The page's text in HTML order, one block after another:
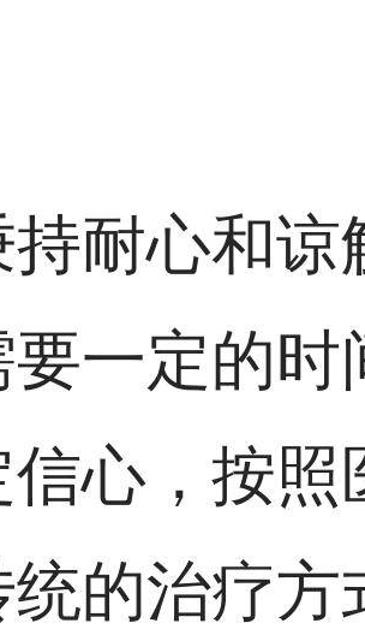
耐心和
一定的时
心，按
的治疗